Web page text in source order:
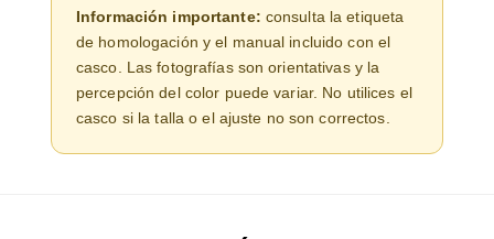
Información importante: consulta la etiqueta
de homologación y el manual incluido con el
casco. Las fotografías son orientativas y la
percepción del color puede variar. No utilices el
casco si la talla o el ajuste no son correctos.